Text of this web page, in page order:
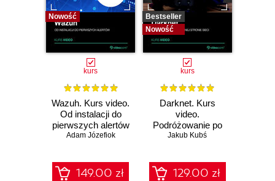
Nowość
kurs
Wazuh. Kurs video.
Od instalacji do
pierwszych alertów
Adam Józefiok
149.00 zł
Bestseller
Nowość
kurs
Darknet. Kurs
video.
Podróżowanie po
ciemnej stronie
Jakub Kubś
129.00 zł